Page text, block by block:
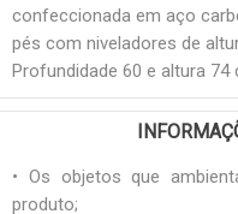
confeccionada em aço
pés com niveladores de
Profundidade 60 e altura 74
• Os objetos que
produto;